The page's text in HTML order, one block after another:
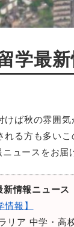
学最
けば秋の雰囲
れる方も多い
ュースをお届
新情報ニュース
情報】
リア 中学・高